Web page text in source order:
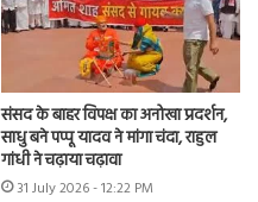
संसद के बाहर विपक्ष का अनोखा प्रदर्शन,
साधु बने पप्पू यादव ने मांगा चंदा, राहुल
गांधी ने चढ़ाया चढ़ावा
31 July 2026 - 12:22 PM